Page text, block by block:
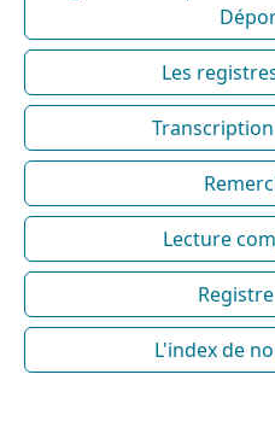
Les
Lecture
L'index de